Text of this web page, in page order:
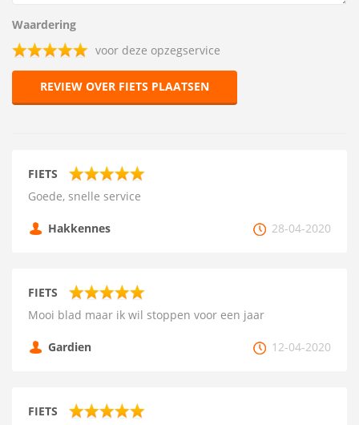
Waardering
voor deze opzegservice
REVIEW OVER FIETS PLAATSEN
FIETS
Goede, snelle service
Hakkennes 28-04-2020
FIETS
Mooi blad maar ik wil stoppen voor een jaar
Gardien 12-04-2020
FIETS